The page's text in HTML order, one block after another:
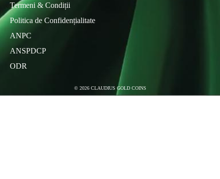
Termeni & Condiții
Politica de Confidențialitate
ANPC
ANSPDCP
ODR
© 2026 CLAUDIUS GOLD COINS